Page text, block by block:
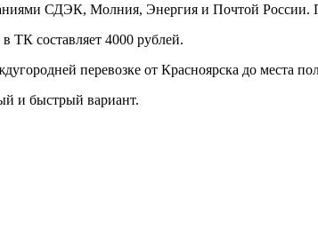
СДЭК, Молния, Энергия и Почтой России.
ТК составляет 4000 рублей.
перевозке от Красноярска до места
и быстрый вариант.